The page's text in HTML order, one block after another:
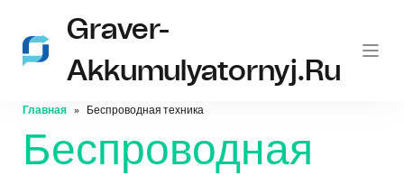
Graver-
Akkumulyatornyj.ru
Главная Беспроводная техника
Беспроводная